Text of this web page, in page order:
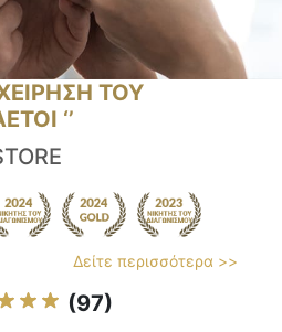
ΤΟΥ
‘’
Δείτε περισσότερα >>
(97)